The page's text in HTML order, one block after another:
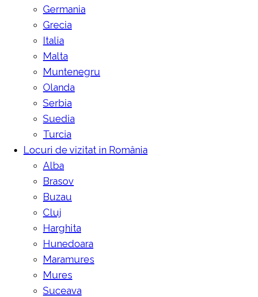
Germania
Grecia
Italia
Malta
Muntenegru
Olanda
Serbia
Suedia
Turcia
Locuri de vizitat in România
Alba
Brasov
Buzau
Cluj
Harghita
Hunedoara
Maramures
Mures
Suceava